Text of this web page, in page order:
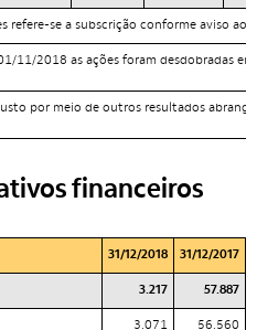
refere-se a subscrição conforme aviso
11/2018 as ações foram desdobradas
por meio de outros resultados
financeiros
31/12/2018 31/12/2017
3.217 57.887
3.071 56.560